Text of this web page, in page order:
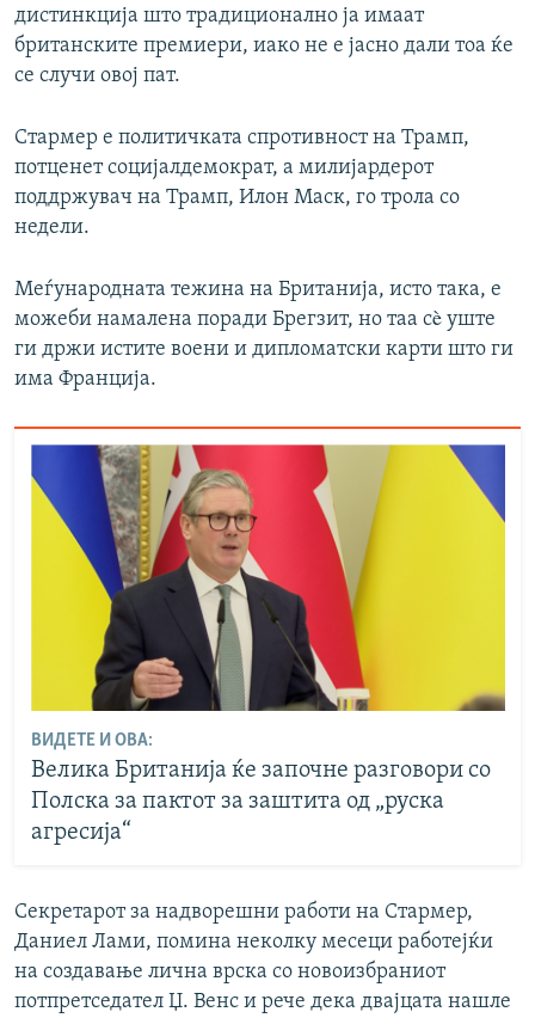
дистинкција што традиционално ја имаат
британските премиери, иако не е јасно дали тоа ќе
се случи овој пат.
Стармер е политичката спротивност на Трамп,
потценет социјалдемократ, а милијардерот
поддржувач на Трамп, Илон Маск, го трола со
недели.
Меѓународната тежина на Британија, исто така, е
можеби намалена поради Брегзит, но таа сè уште
ги држи истите воени и дипломатски карти што ги
има Франција.
ВИДЕТЕ И ОВА:
Велика Британија ќе започне разговори со
Полска за пактот за заштита од „руска
агресија“
Секретарот за надворешни работи на Стармер,
Даниел Лами, помина неколку месеци работејќи
на создавање лична врска со новоизбраниот
потпретседател Џ. Венс и рече дека двајцата нашле